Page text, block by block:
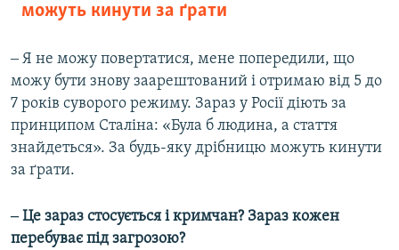
можуть кинути за ґрати
‒ Я не можу повертатися, мене попередили, що
можу бути знову заарештований і отримаю від 5 до
7 років суворого режиму. Зараз у Росії діють за
принципом Сталіна: «Була б людина, а стаття
знайдеться». За будь-яку дрібницю можуть кинути
за ґрати.
‒ Це зараз стосується і кримчан? Зараз кожен
перебуває під загрозою?